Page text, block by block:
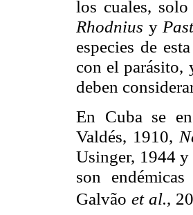
los cuales, solo
Rhodnius y
especies de
con el parásito,
deben
En Cuba se
Valdés, 1910,
Usinger, 1944 y
son
Galvão et al.,